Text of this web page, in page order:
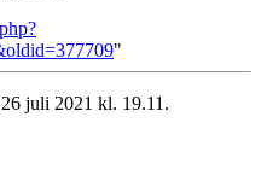
"
26 juli 2021 kl. 19.11.